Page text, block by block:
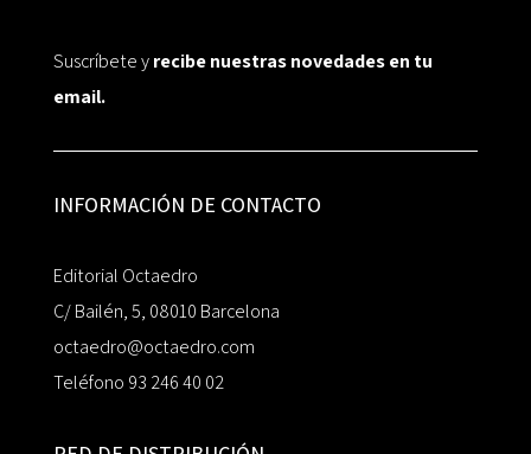
Suscríbete yrecibe nuestras novedades en tu
email.
INFORMACIÓN DE CONTACTO
Editorial Octaedro
C/ Bailén, 5, 08010 Barcelona
octaedro@octaedro.com
Teléfono 93 246 40 02